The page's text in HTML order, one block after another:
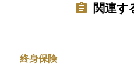
関連す
終身保険